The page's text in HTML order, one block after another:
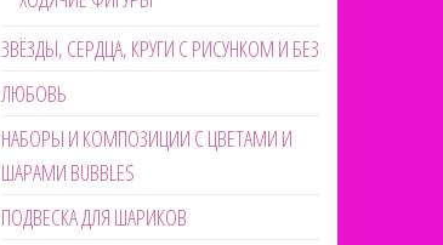
ЗВЁЗДЫ, СЕРДЦА, КРУГИ С РИСУНКОМ И БЕЗ
ЛЮБОВЬ
НАБОРЫ И КОМПОЗИЦИИ С ЦВЕТАМИ И
ШАРАМИ BUBBLES
ПОДВЕСКА ДЛЯ ШАРИКОВ